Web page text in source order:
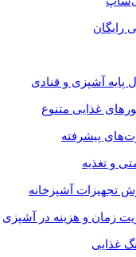
رایگان
پایه آشپزی و قنادی
غذایی متنوع
پیشرفته
و تغذیه
تجهیزات آشپزخانه
زمان و هزینه در آشپزی
غذایی